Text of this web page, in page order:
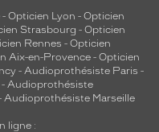
- Opticien Lyon - Opticien
Strasbourg - Opticien
Rennes - Opticien
Aix-en-Provence - Opticien
- Audioprothésiste Paris -
Audioprothésiste
Audioprothésiste Marseille
ligne :